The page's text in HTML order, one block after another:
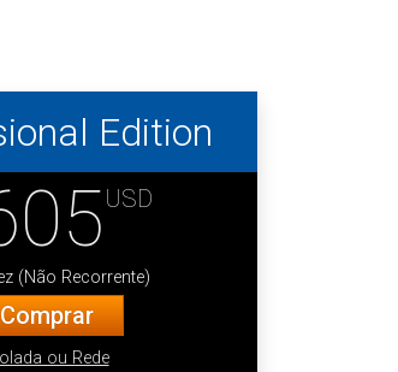
Edition
USD
(Não Recorrente)
Comprar
ou Rede